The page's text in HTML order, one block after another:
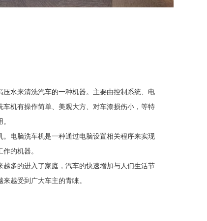
水来清洗汽车的一种机器。主要由控制系统、电
机有操作简单、美观大方、对车漆损伤小，等特
电脑洗车机是一种通过电脑设置相关程序来实现
的机器。
越多的进入了家庭，汽车的快速增加与人们生活节
越受到广大车主的青睐。